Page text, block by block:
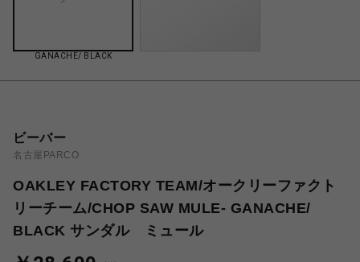
GANACHE/ BLACK
ビーバー
名古屋PARCO
OAKLEY FACTORY TEAM/オークリーファクト
リーチーム/CHOP SAW MULE- GANACHE/
BLACK サンダル ミュール